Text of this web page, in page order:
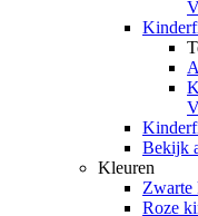
Bekijk
Kleuren
Zwarte
Roze